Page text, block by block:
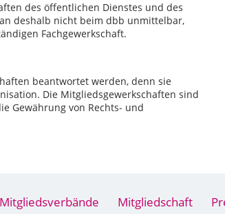
des öffentlichen Dienstes und des
deshalb nicht beim dbb unmittelbar,
Fachgewerkschaft.
beantwortet werden, denn sie
Die Mitgliedsgewerkschaften sind
Gewährung von Rechts- und
Mitgliedsverbände Mitgliedschaft